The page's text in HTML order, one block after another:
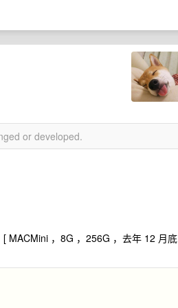
or developed.
MACMini ，8G ，256G ，去年 12 月底